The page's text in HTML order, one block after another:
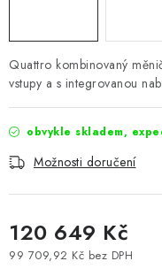
MĚNIČE NAPĚTÍ
OVLÁDÁNÍ A
JIŠTĚNÍ DC
KABELY A KONEKTORY
POWERBANKY
Quattro kombinovaný
vstupy a s integrovanou
obvykle skladem,
Možnosti doručení
120 649 Kč
99 709,92 Kč bez DPH